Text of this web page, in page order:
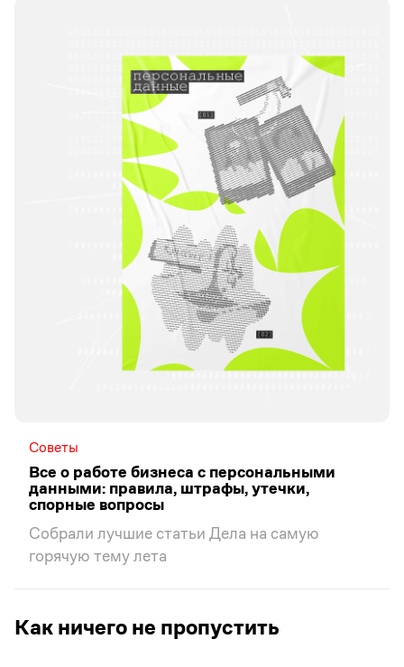
Советы
Все о работе бизнеса с персональными
данными: правила, штрафы, утечки,
спорные вопросы
Собрали лучшие статьи Дела на самую
горячую тему лета
Как ничего не пропустить